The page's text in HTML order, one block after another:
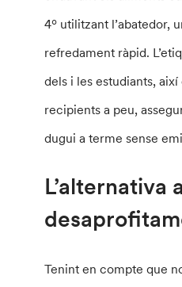
4º utilitzant l’abatedor,
refredament ràpid.
dels i les estudiants,
recipients a peu,
dugui a terme sense
L’alternativa
Tenint en compte que